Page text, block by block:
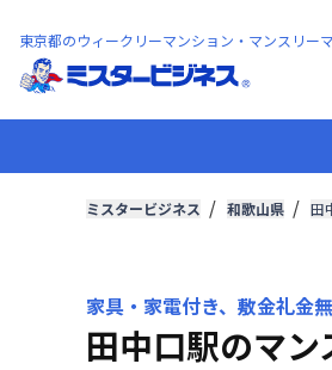
東京都のウィークリーマンション・マンスリー
ミスタービジネス 和歌山県 田
家具・家電付き、敷金礼金
田中口駅のマ